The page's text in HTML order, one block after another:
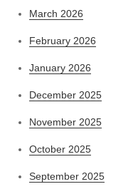
March 2026
February 2026
January 2026
December 2025
November 2025
October 2025
September 2025